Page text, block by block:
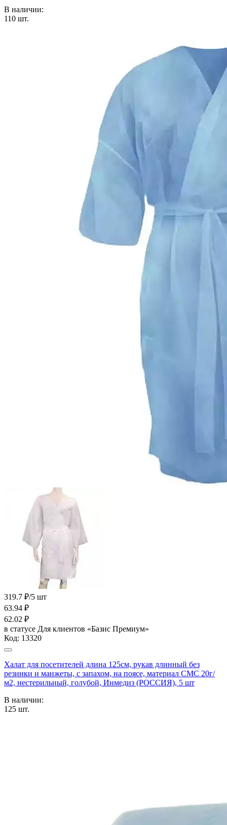
В наличии:
110 шт.
319.7 ₽/5 шт
63.94 ₽
62.02 ₽
в статусе Для клиентов «Базис Премиум»
Код: 13320
Халат для посетителей длина 125см, рукав длинный без
резинки и манжеты, с запахом, на поясе, материал СМС 20г/
м2, нестерильный, голубой, Инмедиз (РОССИЯ), 5 шт
В наличии:
125 шт.